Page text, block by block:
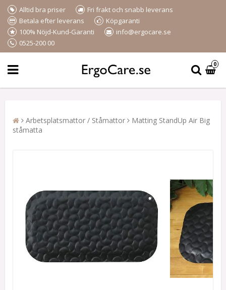
Alltid bra priser
Fri frakt och snabb leverans
Betala efter leverans
Köpgaranti
100% Nöjd-Kund-Garanti
info@ergocare.se
0525-200 00
0
Arbetsplatsmattor / Ståmattor
Matting StandUp Air Big
ståmatta